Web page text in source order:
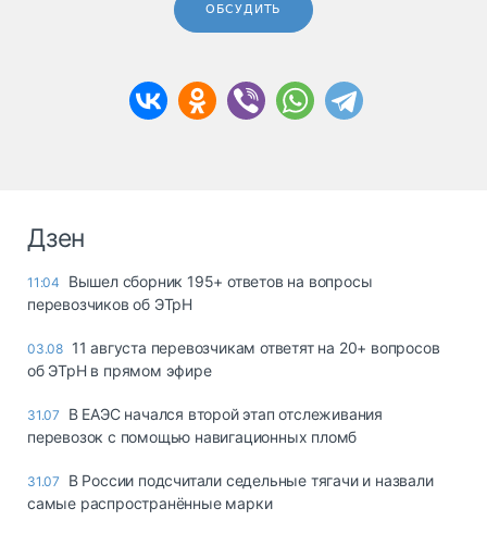
ОБСУДИТЬ
Дзен
11:04
Вышел сборник 195+ ответов на вопросы
перевозчиков об ЭТрН
03.08 11 августа перевозчикам ответят на 20+ вопросов
об ЭТрН в прямом эфире
31.07
В ЕАЭС начался второй этап отслеживания
перевозок с помощью навигационных пломб
31.07
В России подсчитали седельные тягачи и назвали
самые распространённые марки